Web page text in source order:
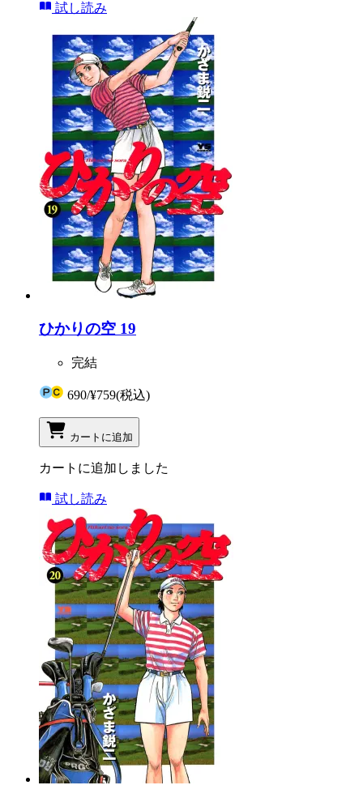
試し読み
ひかりの空 19
完結
690/¥759(税込)
カートに追加
カートに追加しました
試し読み